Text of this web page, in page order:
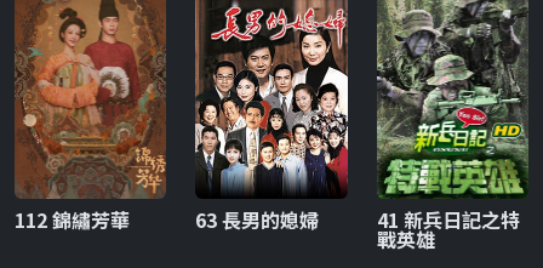
112 錦繡芳華 63 長男的媳婦 41 新兵日記之特
戰英雄